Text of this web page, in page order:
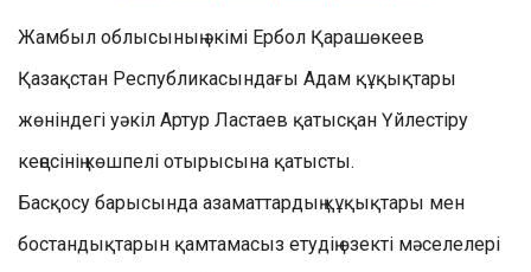
Жамбыл облысының әкімі Ербол Қарашөкеев
Қазақстан Республикасындағы Адам құқықтары
жөніндегі уәкіл Артур Ластаев қатысқан Үйлестіру
кеңесінің көшпелі отырысына қатысты.
Басқосу барысында азаматтардың құқықтары мен
бостандықтарын қамтамасыз етудің өзекті мәселелері